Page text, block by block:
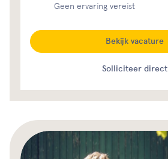
Geen ervaring vereist
Solliciteer direct
Bekijk vacature